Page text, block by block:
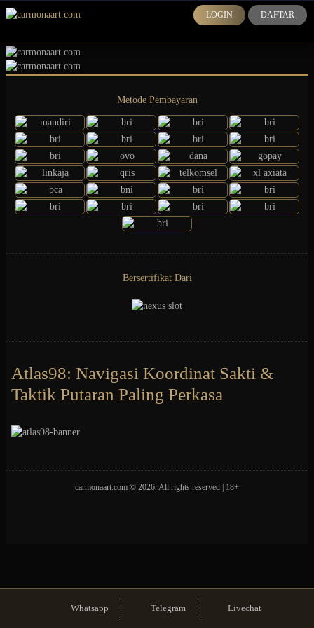
Whatsapp Telegram Livechat
LOGIN DAFTAR
Metode Pembayaran
Bersertifikat Dari
Atlas98: Navigasi Koordinat Sakti &
Taktik Putaran Paling Perkasa
carmonaart.com © 2026. All rights reserved | 18+